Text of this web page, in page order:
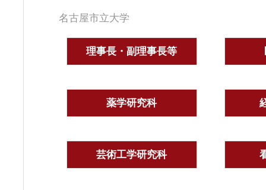
名古屋市立大学
理事長・副理事長等
薬学研究科
芸術工学研究科